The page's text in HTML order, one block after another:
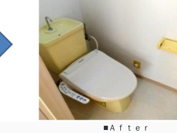
ｆｔｅｒ